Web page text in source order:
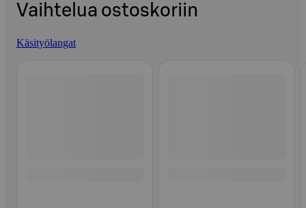
Vaihtelua ostoskoriin
Käsityölangat